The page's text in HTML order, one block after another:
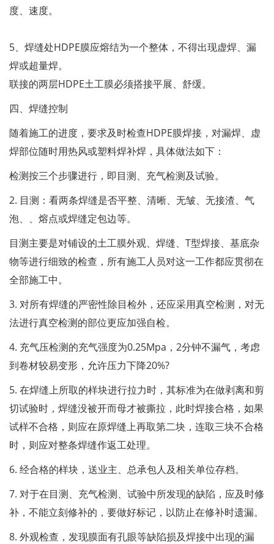
度、速度。
5、焊缝处HDPE膜应熔结为一个整体，不得出现虚焊、漏
焊或超量焊。
联接的两层HDPE土工膜必须搭接平展、舒缓。
四、焊缝控制
随着施工的进度，要求及时检查HDPE膜焊接，对漏焊、虚
焊部位随时用热风或塑料焊补焊，具体做法如下：
检测按三个步骤进行，即目测、充气检测及试验。
2. 目测：看两条焊缝是否平整、清晰、无皱、无接渣、气
泡、、熔点或焊缝定包边等。
目测主要是对铺设的土工膜外观、焊缝、T型焊接、基底杂
物等进行细致的检查，所有施工人员对这一工作都应贯彻在
全部施工中。
3. 对所有焊缝的严密性除目检外，还应采用真空检测，对无
法进行真空检测的部位更应加强自检。
4. 充气压检测的充气强度为0.25Mpa，2分钟不漏气，考虑
到卷材较易变形，允许压力下降20%?
5. 在焊缝上所取的样块进行拉力时，其标准为在做剥离和剪
切试验时，焊缝没被开而母才被撕拉，此时焊接合格，如果
试样不合格，则应在原焊缝上再取第二块，连取三块不合格
时，则应对整条焊缝作返工处理。
6. 经合格的样块，送业主、总承包人及相关单位存档。
7. 对于在目测、充气检测、试验中所发现的缺陷，应及时修
补，不能立刻修补的，要做好标记，以防止在修补时遗漏。
8. 外观检查，发现膜面有孔眼等缺陷损及焊接中出现的漏